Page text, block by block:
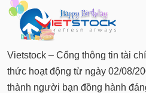
Vietstock – Cổng thông tin tài
thức hoạt động từ ngày 02/08/
thành người bạn đồng hành